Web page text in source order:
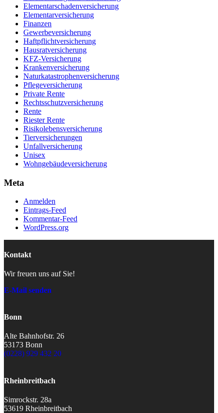
Elementarschadenversicherung
Elementarversicherung
Finanzen
Gewerbeversicherung
Haftpflichtversicherung
Hausratversicherung
KFZ-Versicherung
Krankenversicherung
Naturkatastrophenversicherung
Pflegeversicherung
Private Rente
Rechtsschutzversicherung
Rente
Riester Rente
Risikolebensversicherung
Tierversicherungen
Unfallversicherung
Unisex
Wohngebäudeversicherung
Meta
Anmelden
Eintrags-Feed
Kommentar-Feed
WordPress.org
Kontakt
Wir freuen uns auf Sie!
E-Mail senden
Bonn
Alte Bahnhofstr. 26
53173 Bonn
(0228) 929 432 20
Rheinbreitbach
Simrockstr. 28a
53619 Rheinbreitbach